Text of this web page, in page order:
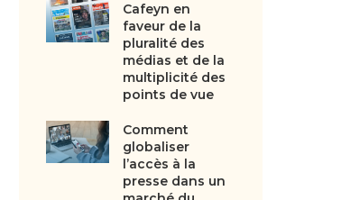
Cafeyn en
faveur de la
pluralité des
médias et de la
multiplicité des
points de vue
Comment
globaliser
l’accès à la
presse dans un